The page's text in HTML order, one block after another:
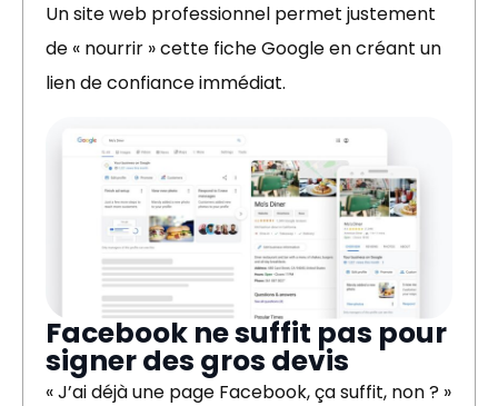
Un site web professionnel permet justement
de « nourrir » cette fiche Google en créant un
lien de confiance immédiat.
Facebook ne suffit pas pour
signer des gros devis
« J’ai déjà une page Facebook, ça suffit, non ? »